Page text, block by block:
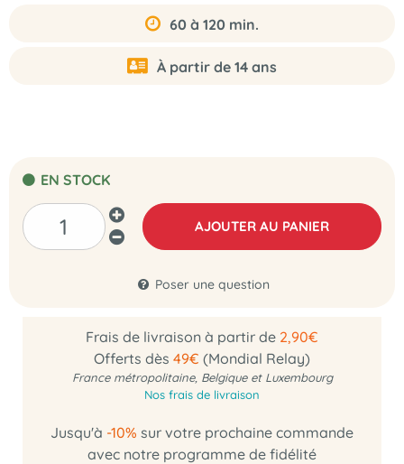
60 à 120 min.
À partir de 14 ans
EN STOCK
AJOUTER AU PANIER
Poser une question
Frais de livraison à partir de 2,90€
Offerts dès 49€ (Mondial Relay)
France métropolitaine, Belgique et Luxembourg
Nos frais de livraison
Jusqu'à -10% sur votre prochaine commande
avec notre programme de fidélité